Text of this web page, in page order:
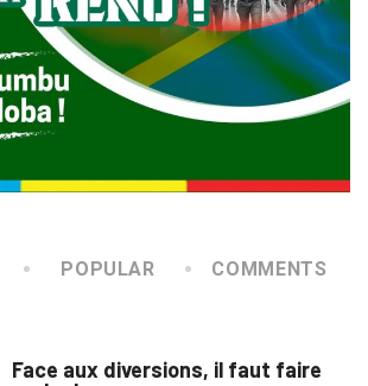
POPULAR COMMENTS
Face aux diversions, il faut faire